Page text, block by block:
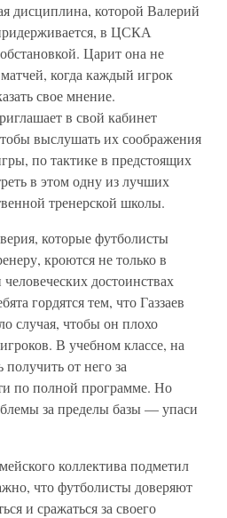
дисциплина, которой Валерий
в ЦСКА
Царит она не
когда каждый игрок
свое мнение.
в свой кабинет
выслушать их соображения
по тактике в предстоящих
в этом одну из лучших
тренерской школы.
которые футболисты
кроются не только в
достоинствах
гордятся тем, что Газзаев
случая, чтобы он плохо
В учебном классе, на
от него за
по полной программе. Но
за пределы базы — упаси
коллектива подметил
что футболисты доверяют
и сражаться за своего